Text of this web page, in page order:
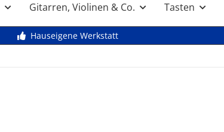
Gitarren, Violinen & Co. Tasten
Hauseigene Werkstatt